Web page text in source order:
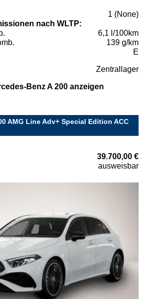
1 (None)
nach WLTP:
6,1 l/100km
139 g/km
E
Zentrallager
Benz A 200 anzeigen
AMG Line Adv+ Special Edition ACC
39.700,00 €
ausweisbar